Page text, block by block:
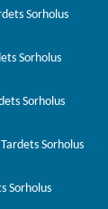
Sorholus
Sorholus
Sorholus
Sorholus
Sorholus